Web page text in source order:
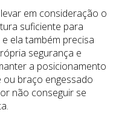
em consideração o
suficiente para
ela também precisa
segurança e
a posicionamento
ou braço engessado
não conseguir se